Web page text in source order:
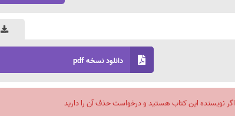
دانلود نسخه pdf
اگر نویسنده این کتاب هستید و درخواست حذف آن را دارید